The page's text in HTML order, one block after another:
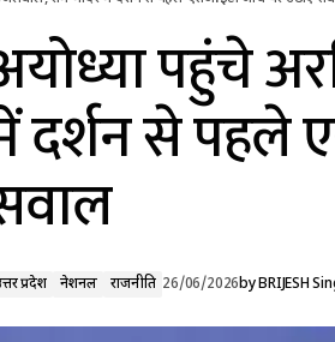
पहुंचे
दर्शन से पहले
प्रदेश नेशनल राजनीति 26/06/2026byBRIJESH